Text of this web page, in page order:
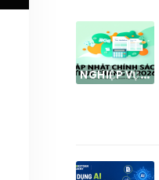
NGHIỆP VỤ KẾ TOÁN & THUẾ